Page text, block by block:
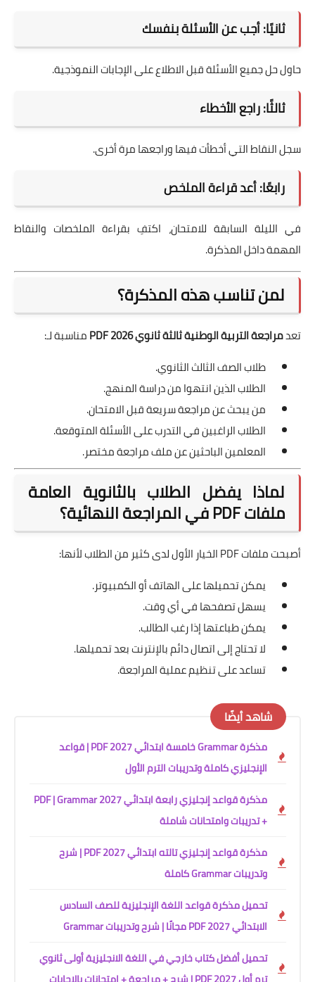
ثانيًا: أجب عن الأسئلة بنفسك
حاول حل جميع الأسئلة قبل الاطلاع على الإجابات النموذجية.
ثالثًا: راجع الأخطاء
سجل النقاط التي أخطأت فيها وراجعها مرة أخرى.
رابعًا: أعد قراءة الملخص
في الليلة السابقة للامتحان، اكتفِ بقراءة الملخصات والنقاط
المهمة داخل المذكرة.
لمن تناسب هذه المذكرة؟
تعدمراجعة التربية الوطنية ثالثة ثانوي 2026 PDF
مناسبة لـ:
طلاب الصف الثالث الثانوي.
الطلاب الذين انتهوا من دراسة المنهج.
من يبحث عن مراجعة سريعة قبل الامتحان.
الطلاب الراغبين في التدرب على الأسئلة المتوقعة.
المعلمين الباحثين عن ملف مراجعة مختصر.
لماذا يفضل الطلاب بالثانوية العامة
ملفات PDF في المراجعة النهائية؟
أصبحت ملفات PDF الخيار الأول لدى كثير من الطلاب لأنها:
يمكن تحميلها على الهاتف أو الكمبيوتر.
يسهل تصفحها في أي وقت.
يمكن طباعتها إذا رغب الطالب.
لا تحتاج إلى اتصال دائم بالإنترنت بعد تحميلها.
تساعد على تنظيم عملية المراجعة.
شاهد أيضًا
مذكرة Grammar خامسة ابتدائي 2027 PDF | قواعد
الإنجليزي كاملة وتدريبات الترم الأول
مذكرة قواعد إنجليزي رابعة ابتدائي 2027 PDF | Grammar
+ تدريبات وامتحانات شاملة
مذكرة قواعد إنجليزي تالته ابتدائي 2027 PDF | شرح
وتدريبات Grammar كاملة
تحميل مذكرة قواعد اللغة الإنجليزية للصف السادس
الابتدائي 2027 PDF مجانًا | شرح وتدريبات Grammar
تحميل أفضل كتاب خارجي في اللغة الانجليزية أولى ثانوي